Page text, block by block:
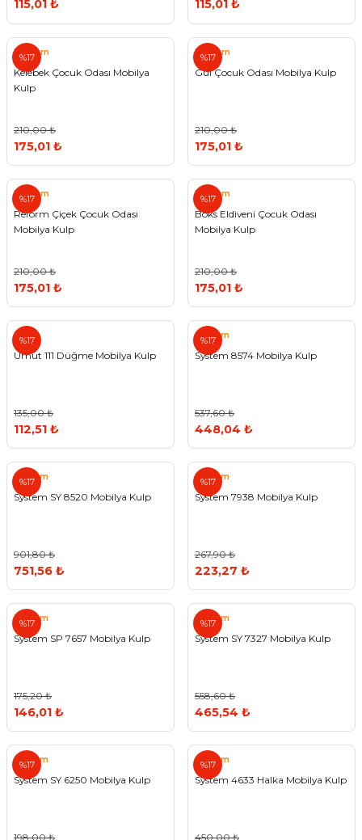
115,01 ₺ 115,01 ₺
%17
Reform
Kelebek Çocuk Odası Mobilya
Kulp
210,00 ₺
175,01 ₺
%17
Reform
Gül Çocuk Odası Mobilya Kulp
210,00 ₺
175,01 ₺
%17
Reform
Reform Çiçek Çocuk Odası
Mobilya Kulp
210,00 ₺
175,01 ₺
%17
Reform
Boks Eldiveni Çocuk Odası
Mobilya Kulp
210,00 ₺
175,01 ₺
%17
Umut
Umut 111 Düğme Mobilya Kulp
135,00 ₺
112,51 ₺
%17
System
System 8574 Mobilya Kulp
537,60 ₺
448,04 ₺
%17
System
System SY 8520 Mobilya Kulp
901,80 ₺
751,56 ₺
%17
System
System 7938 Mobilya Kulp
267,90 ₺
223,27 ₺
%17
System
System SP 7657 Mobilya Kulp
175,20 ₺
146,01 ₺
%17
System
System SY 7327 Mobilya Kulp
558,60 ₺
465,54 ₺
%17
System
System SY 6250 Mobilya Kulp
198,00 ₺
%17
System
System 4633 Halka Mobilya Kulp
450,00 ₺